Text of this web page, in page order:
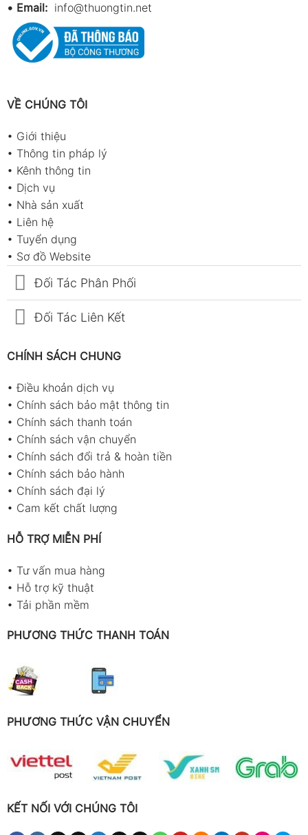
• Email: info@thuongtin.net
VỀ CHÚNG TÔI
• Giới thiệu
• Thông tin pháp lý
• Kênh thông tin
• Dịch vụ
• Nhà sản xuất
• Liên hệ
• Tuyển dụng
• Sơ đồ Website
Đối Tác Phân Phối
Đối Tác Liên Kết
CHÍNH SÁCH CHUNG
•Điều khoản dịch vụ
• Chính sách bảo mật thông tin
• Chính sách thanh toán
• Chính sách vận chuyển
• Chính sách đổi trả & hoàn tiền
• Chính sách bảo hành
• Chính sách đại lý
• Cam kết chất lượng
HỖ TRỢ MIỄN PHÍ
• Tư vấn mua hàng
• Hỗ trợ kỹ thuật
• Tải phần mềm
PHƯƠNG THỨC THANH TOÁN
PHƯƠNG THỨC VẬN CHUYỂN
KẾT NỐI VỚI CHÚNG TÔI